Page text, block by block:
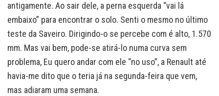
antigamente. Ao sair dele, a perna esquerda “vai lá
embaixo” para encontrar o solo. Senti o mesmo no último
teste da Saveiro. Dirigindo-o se percebe com é alto, 1.570
mm. Mas vai bem, pode-se atirá-lo numa curva sem
problema, Eu quero andar com ele “no uso”, a Renault até
havia-me dito que o teria já na segunda-feira que vem,
mas adiaram uma semana.